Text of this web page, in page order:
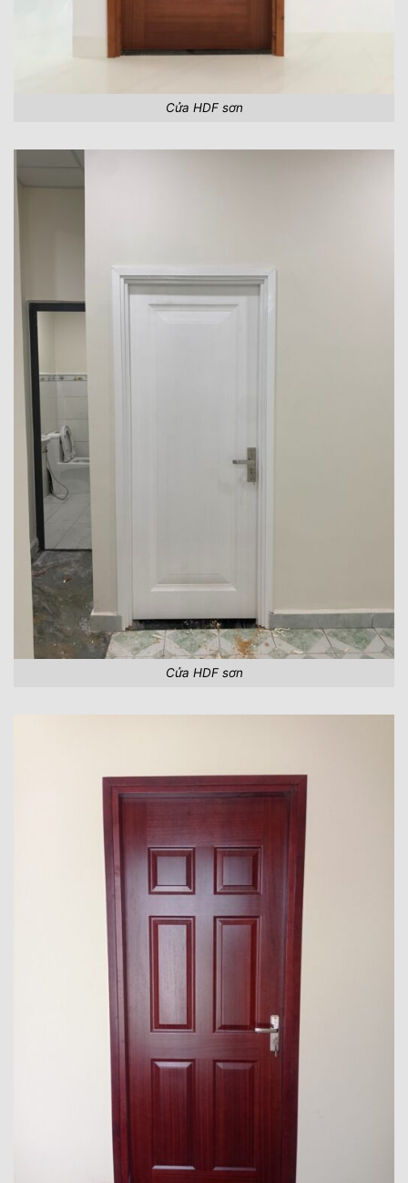
Cửa HDF sơn
Cửa HDF sơn